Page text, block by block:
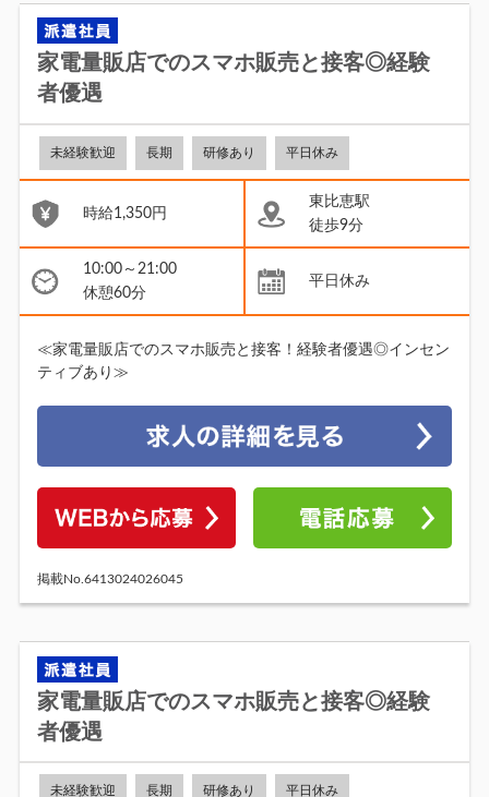
家電量販店でのスマホ販売と接客◎経験
者優遇
未経験歓迎 長期 研修あり 平日休み
時給1,350円
東比恵駅
徒歩9分
10:00～21:00
休憩60分
平日休み
≪家電量販店でのスマホ販売と接客！経験者優遇◎インセン
ティブあり≫
掲載No.6413024026045
家電量販店でのスマホ販売と接客◎経験
者優遇
未経験歓迎 長期 研修あり 平日休み